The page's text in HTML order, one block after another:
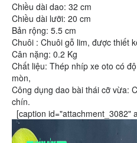
Chiều dài dao: 32 cm
Chiều dài lưỡi: 20 cm
Bản rộng: 5.5 cm
Chuôi : Chuôi gỗ lim, được thiết
Cân nặng: 0.2 Kg
Chất liệu: Thép nhíp xe oto có
mòn,
Công dụng dao bài thái cỡ vừa:
chín.
[caption id="attachment_3082"